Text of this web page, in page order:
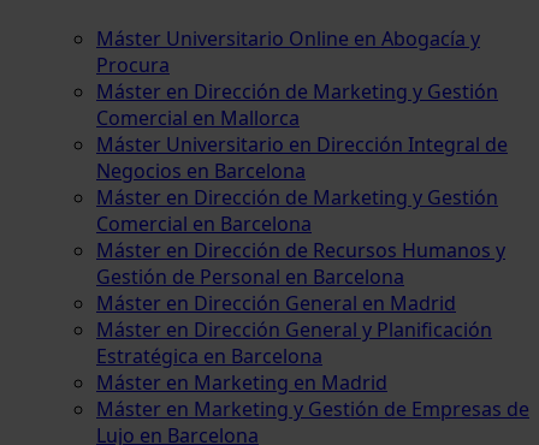
Máster Universitario Online en Abogacía y
Procura
Máster en Dirección de Marketing y Gestión
Comercial en Mallorca
Máster Universitario en Dirección Integral de
Negocios en Barcelona
Máster en Dirección de Marketing y Gestión
Comercial en Barcelona
Máster en Dirección de Recursos Humanos y
Gestión de Personal en Barcelona
Máster en Dirección General en Madrid
Máster en Dirección General y Planificación
Estratégica en Barcelona
Máster en Marketing en Madrid
Máster en Marketing y Gestión de Empresas de
Lujo en Barcelona